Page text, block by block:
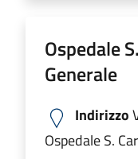
Ospedale
Generale
Indirizzo
Ospedale S.